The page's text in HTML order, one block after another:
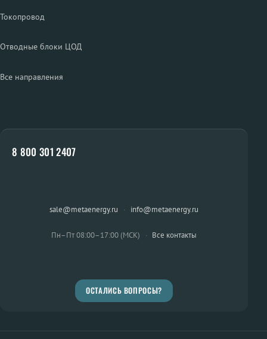
Токопровод
Отводные блоки ЦОД
Все направления
8 800 301 2407
sale@metaenergy.ru · info@metaenergy.ru
Пн–Пт 08:00–17:00 (МСК) · Все контакты
ОСТАЛИСЬ ВОПРОСЫ?